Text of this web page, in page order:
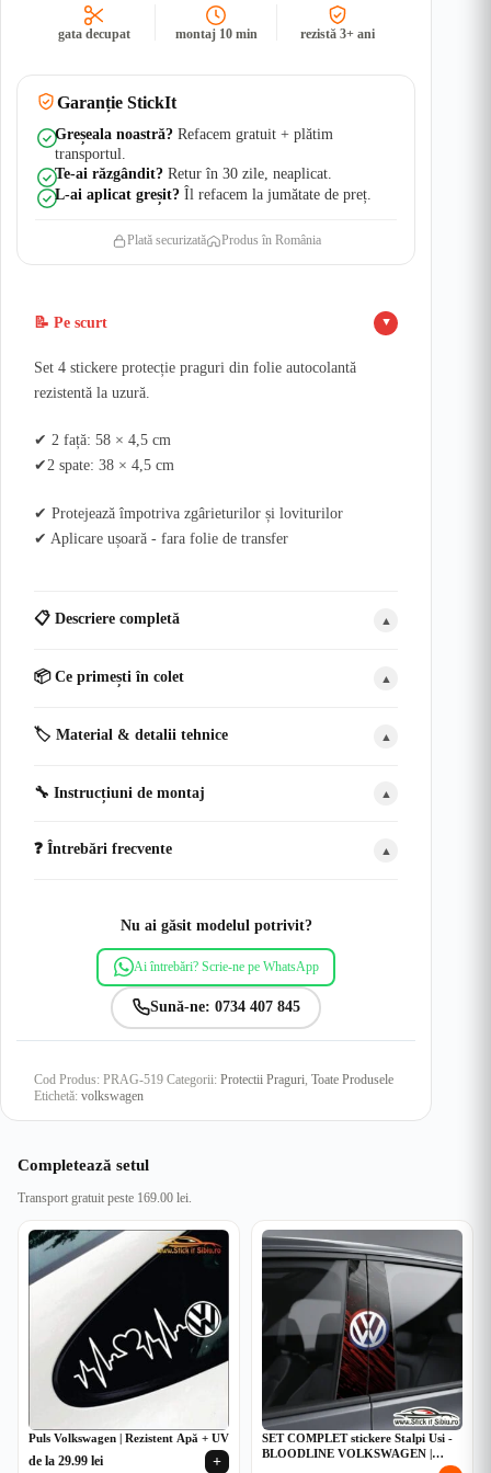
Rezistent
UV
gata decupat montaj 10 min rezistă 3+ ani
Garanție StickIt
Greșeala noastră? Refacem gratuit + plătim
transportul.
Te-ai răzgândit? Retur în 30 zile, neaplicat.
L-ai aplicat greșit? Îl refacem la jumătate de preț.
Plată securizată Produs în România
📝 Pe scurt ▲
Set 4 stickere protecție praguri din folie autocolantă
rezistentă la uzură.
✔ 2 față: 58 × 4,5 cm
✔2 spate: 38 × 4,5 cm
✔ Protejează împotriva zgârieturilor și loviturilor
✔ Aplicare ușoară - fara folie de transfer
📋 Descriere completă ▲
📦 Ce primești în colet ▲
🏷️ Material & detalii tehnice ▲
🔧 Instrucțiuni de montaj ▲
❓ Întrebări frecvente ▲
Nu ai găsit modelul potrivit?
Ai întrebări? Scrie-ne pe WhatsApp
Sună-ne: 0734 407 845
Cod Produs: PRAG-519 Categorii: Protectii Praguri, Toate Produsele
Etichetă: volkswagen
Completează setul
Transport gratuit peste 169.00 lei.
Puls Volkswagen | Rezistent Apă + UV
de la 29.99 lei +
SET COMPLET stickere Stalpi Usi -
BLOODLINE VOLKSWAGEN |